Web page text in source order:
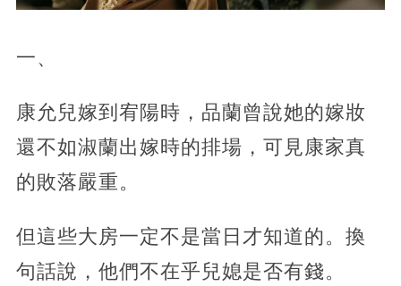
一、
康允兒嫁到宥陽時，品蘭曾說她的嫁妝
還不如淑蘭出嫁時的排場，可見康家真
的敗落嚴重。
但這些大房一定不是當日才知道的。換
句話說，他們不在乎兒媳是否有錢。